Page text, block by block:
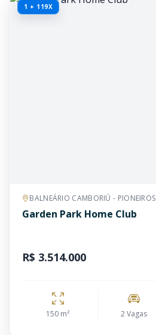
1 + 119X
BALNEÁRIO CAMBORIÚ - PIONEIROS
Garden Park Home Club
R$ 3.514.000
150 m² 2 Vagas